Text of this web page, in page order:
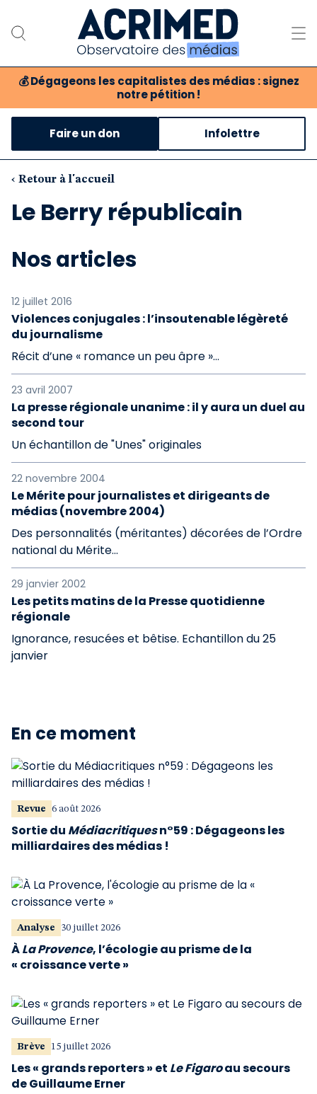
💰 Dégageons les capitalistes des médias : signez
notre pétition !
Notre association
Notre critique des médias
Nos propositions
Notre revue
Boutique
Faire un don Infolettre
‹ Retour à l'accueil
Le Berry républicain
Nos articles
12 juillet 2016
Violences conjugales : l’insoutenable légèreté
du journalisme
Récit d’une « romance un peu âpre »…
23 avril 2007
La presse régionale unanime : il y aura un duel au
second tour
Un échantillon de "Unes" originales
22 novembre 2004
Le Mérite pour journalistes et dirigeants de
médias (novembre 2004)
Des personnalités (méritantes) décorées de l’Ordre
national du Mérite...
29 janvier 2002
Les petits matins de la Presse quotidienne
régionale
Ignorance, resucées et bêtise. Echantillon du 25
janvier
En ce moment
Revue 6 août 2026
Sortie du Médiacritiquesn°59 : Dégageons les
milliardaires des médias !
Analyse 30 juillet 2026
ÀLa Provence, l’écologie au prisme de la
« croissance verte »
Brève 15 juillet 2026
Les « grands reporters » et Le Figaroau secours
de Guillaume Erner